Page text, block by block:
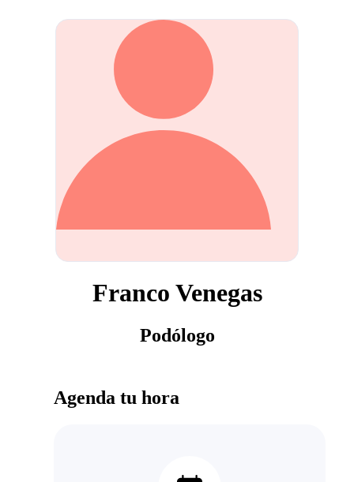
Franco Venegas
Podólogo
Agenda tu hora